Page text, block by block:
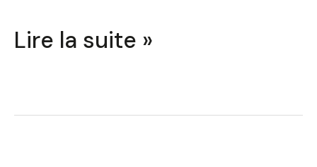
Lire la suite »